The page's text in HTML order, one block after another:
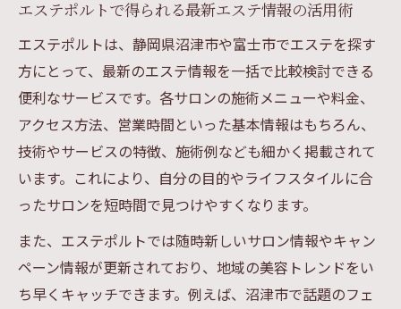
エステポルトで得られる最新エステ情報の活用術
エステポルトは、静岡県沼津市や富士市でエステを探す
方にとって、最新のエステ情報を一括で比較検討できる
便利なサービスです。各サロンの施術メニューや料金、
アクセス方法、営業時間といった基本情報はもちろん、
技術やサービスの特徴、施術例なども細かく掲載されて
います。これにより、自分の目的やライフスタイルに合
ったサロンを短時間で見つけやすくなります。
また、エステポルトでは随時新しいサロン情報やキャン
ペーン情報が更新されており、地域の美容トレンドをい
ち早くキャッチできます。例えば、沼津市で話題のフェ